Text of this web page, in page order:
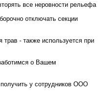
все неровности рельефа
отключать секции
- также используется при
о Вашем
у сотрудников ООО